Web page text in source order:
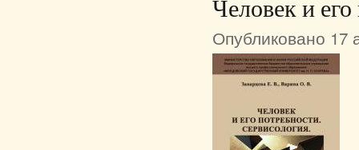
Человек и
Опубликовано 17